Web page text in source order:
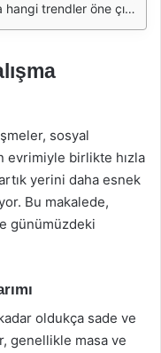
trendler öne çıkacak?
sosyal
evrimiyle birlikte hızla
yerini daha esnek
Bu makalede,
günümüzdeki
oldukça sade ve
genellikle masa ve